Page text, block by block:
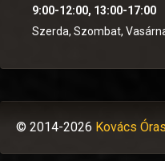
9:00-12:00, 13:00-17:00
Szerda, Szombat,
© 2014-2026 Kovács